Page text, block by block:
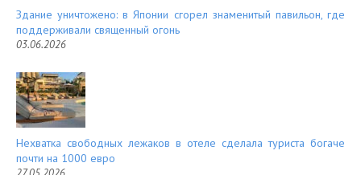
Здание уничтожено: в Японии сгорел знаменитый павильон, где
поддерживали священный огонь
03.06.2026
Нехватка свободных лежаков в отеле сделала туриста богаче
почти на 1000 евро